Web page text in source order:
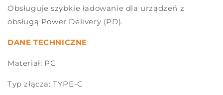
Obsługuje szybkie ładowanie dla urządzeń z
obsługą Power Delivery (PD).
DANE TECHNICZNE
Materiał: PC
Typ złącza: TYPE-C